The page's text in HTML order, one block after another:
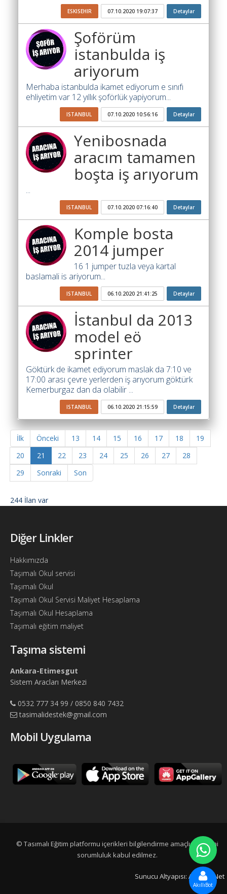
AkıllıBot
Ajandam
Hakkımızda
ESKISEHIR 07.10.2020 19:07:37 Detaylar
Şoförüm
istanbulda iş
ariyorum
Merhaba istanbulda ikamet ediyorum e sınıfı
ehliyetim var 12 yıllık şoförlük yapiyorum...
ISTANBUL 07.10.2020 10:56:16 Detaylar
Yenibosnada
aracım tamamen
boşta iş arıyorum
...
ISTANBUL 07.10.2020 07:16:40 Detaylar
Komple bosta
2014 jumper
16 1 jumper tuzla veya kartal
baslamali is ariyorum...
ISTANBUL 06.10.2020 21:41:25 Detaylar
İstanbul da 2013
model eö
sprinter
Göktürk de ikamet ediyorum maslak da 7:10 ve
17:00 arası çevre yerlerden iş arıyorum göktürk
Kemerburgaz dan da olabilir ...
ISTANBUL 06.10.2020 21:15:59 Detaylar
İlk Önceki 13 14 15 16 17 18
19
20
21 22 23 24 25 26 27
28
29
Sonraki Son
244 İlan var
Diğer Linkler
Hakkımızda
Taşımalı Okul servisi
Taşımalı Okul
Taşımalı Okul Servisi Maliyet Hesaplama
Taşımalı Okul Hesaplama
Taşımalı eğitim maliyet
Taşıma sistemi
Ankara-Etimesgut
Sistem Aracları Merkezi
0532 777 34 99 / 0850 840 7432
tasimalidestek@gmail.com
Mobil Uygulama
© Tasımalı Eğitim platformu içerikleri bilgilendirme amaçlıdır, resmi
sorumluluk kabul edilmez.
Sunucu Altyapısı: Adtescil.Net